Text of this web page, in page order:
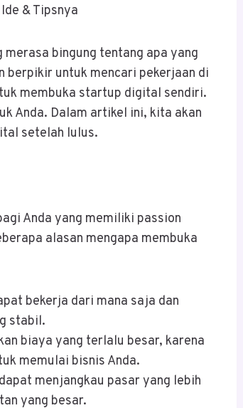
& Tipsnya
bingung tentang apa yang
berpikir untuk mencari pekerjaan di
membuka startup digital sendiri.
Anda. Dalam artikel ini, kita akan
setelah lulus.
Anda yang memiliki passion
alasan mengapa membuka
bekerja dari mana saja dan
stabil.
biaya yang terlalu besar, karena
memulai bisnis Anda.
menjangkau pasar yang lebih
yang besar.